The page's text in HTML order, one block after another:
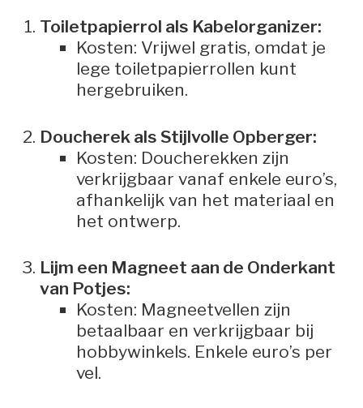
Toiletpapierrol als Kabelorganizer:
Kosten: Vrijwel gratis, omdat je
lege toiletpapierrollen kunt
hergebruiken.
Doucherek als Stijlvolle Opberger:
Kosten: Doucherekken zijn
verkrijgbaar vanaf enkele euro’s,
afhankelijk van het materiaal en
het ontwerp.
Lijm een Magneet aan de Onderkant
van Potjes:
Kosten: Magneetvellen zijn
betaalbaar en verkrijgbaar bij
hobbywinkels. Enkele euro’s per
vel.